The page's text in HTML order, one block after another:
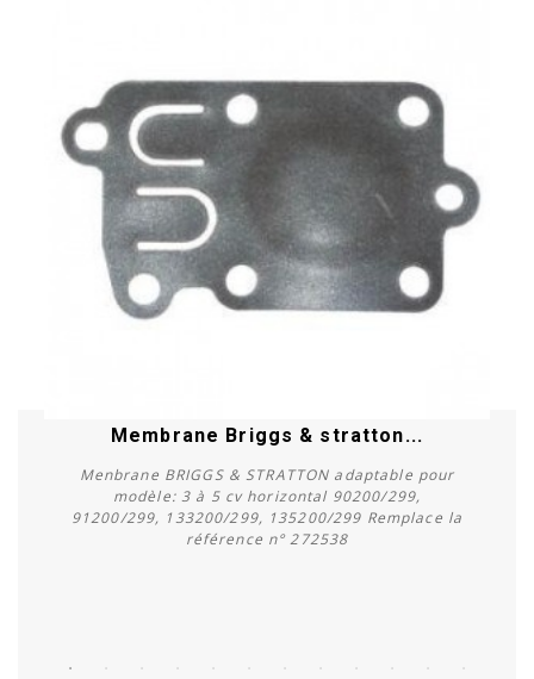
Membrane Briggs & stratton...
Menbrane BRIGGS & STRATTON adaptable pour
modèle: 3 à 5 cv horizontal 90200/299,
91200/299, 133200/299, 135200/299 Remplace la
référence n° 272538